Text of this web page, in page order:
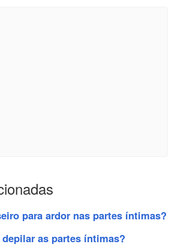
para ardor nas partes íntimas?
as partes íntimas?